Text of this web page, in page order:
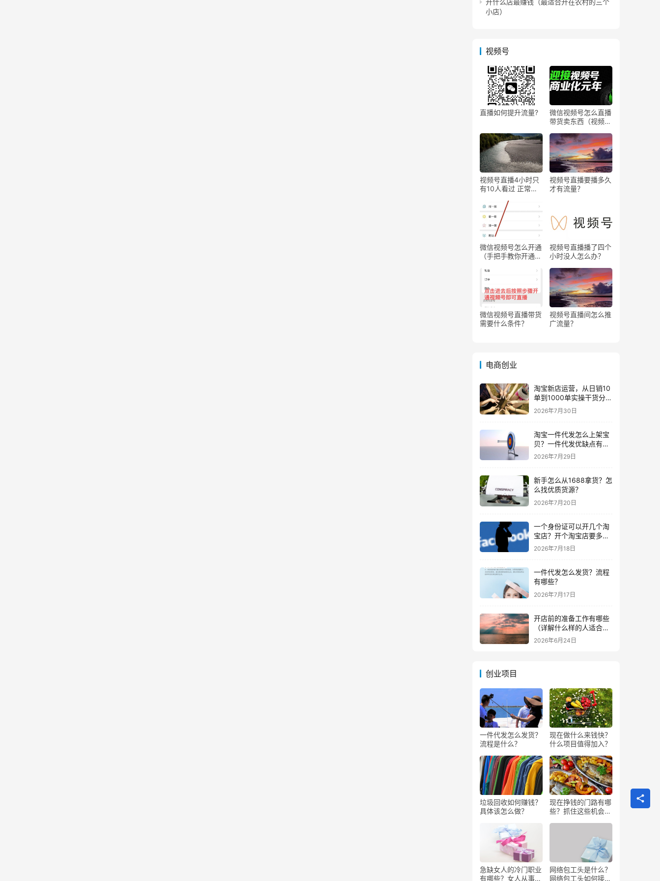
开什么店最赚钱（最适合开在农村的三个
小店）
视频号
直播如何提升流量?
微信视频号怎么直播
带货卖东西（视频号
视频号直播4小时只
有10人看过 正常
视频号直播要播多久
才有流量？
微信视频号怎么开通
（手把手教你开通微
视频号直播播了四个
小时没人怎么办？
微信视频号直播带货
需要什么条件？
视频号直播间怎么推
广流量？
电商创业
淘宝新店运营，从日销10
单到1000单实操干货分
享！
2026年7月30日
淘宝一件代发怎么上架宝
贝？一件代发优缺点有哪
些？
2026年7月29日
新手怎么从1688拿货？怎
么找优质货源？
2026年7月20日
一个身份证可以开几个淘
宝店？开个淘宝店要多少
钱？
2026年7月18日
一件代发怎么发货？流程
有哪些？
2026年7月17日
开店前的准备工作有哪些
（详解什么样的人适合做
生意）
2026年6月24日
创业项目
一件代发怎么发货？
流程是什么？
现在做什么来钱快？
什么项目值得加入？
垃圾回收如何赚钱？
具体该怎么做？
现在挣钱的门路有哪
些？抓住这些机会闷
急缺女人的冷门职业
有哪些？女人从事哪
网络包工头是什么？
网络包工头如何接业